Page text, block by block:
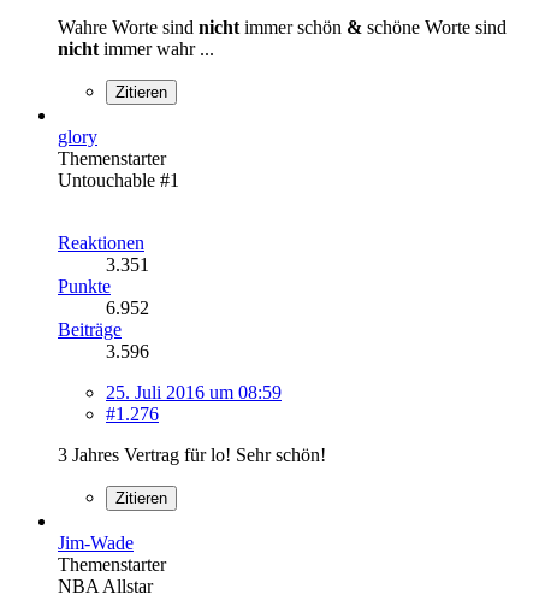
Wahre Worte sind nicht immer schön & schöne Worte sind
nicht immer wahr ...
Zitieren
glory
Themenstarter
Untouchable #1
Reaktionen
3.351
Punkte
6.952
Beiträge
3.596
25. Juli 2016 um 08:59
#1.276
3 Jahres Vertrag für lo! Sehr schön!
Zitieren
Jim-Wade
Themenstarter
NBA Allstar